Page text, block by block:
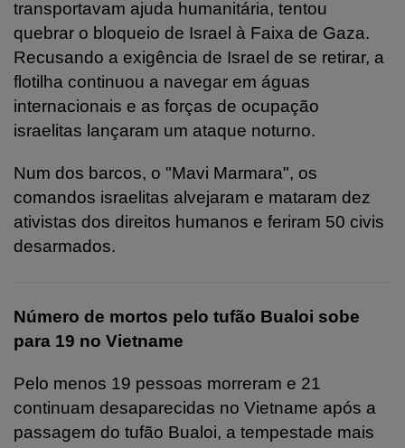
transportavam ajuda humanitária, tentou
quebrar o bloqueio de Israel à Faixa de Gaza.
Recusando a exigência de Israel de se retirar, a
flotilha continuou a navegar em águas
internacionais e as forças de ocupação
israelitas lançaram um ataque noturno.
Num dos barcos, o "Mavi Marmara", os
comandos israelitas alvejaram e mataram dez
ativistas dos direitos humanos e feriram 50 civis
desarmados.
Número de mortos pelo tufão Bualoi sobe
para 19 no Vietname
Pelo menos 19 pessoas morreram e 21
continuam desaparecidas no Vietname após a
passagem do tufão Bualoi, a tempestade mais